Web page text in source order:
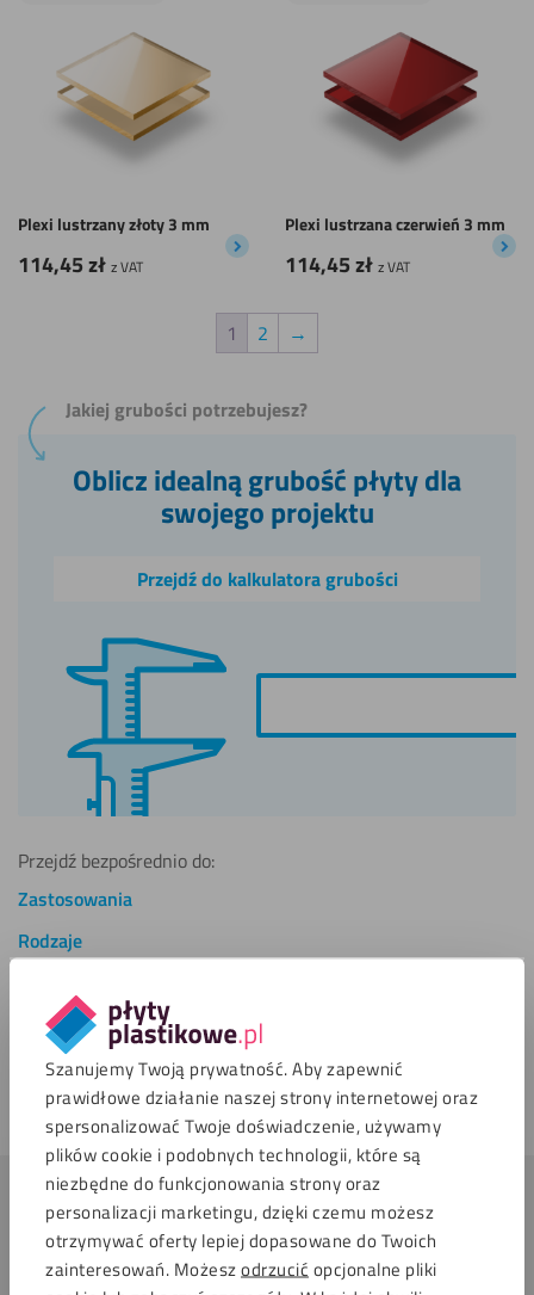
Szanujemy Twoją prywatność. Aby zapewnić
prawidłowe działanie naszej strony internetowej oraz
spersonalizować Twoje doświadczenie, używamy
plików cookie i podobnych technologii, które są
niezbędne do funkcjonowania strony oraz
personalizacji marketingu, dzięki czemu możesz
otrzymywać oferty lepiej dopasowane do Twoich
zainteresowań. Możeszodrzucić opcjonalne pliki
Plexi lustrzany złoty 3 mm
114,45zł z VAT
Plexi lustrzana czerwień 3 mm
114,45zł z VAT
1 2 →
Jakiej grubości potrzebujesz?
Oblicz idealną grubość płyty dla
swojego projektu
Przejdź do kalkulatora grubości
Przejdź bezpośrednio do:
Zastosowania
Rodzaje
Właściwości
Czyszczenie i konserwacja
Zamawianie
Wszystko, co musisz wiedzieć o plexi XT
Dostarczamy plexi XT w różnych wariantach grubości.